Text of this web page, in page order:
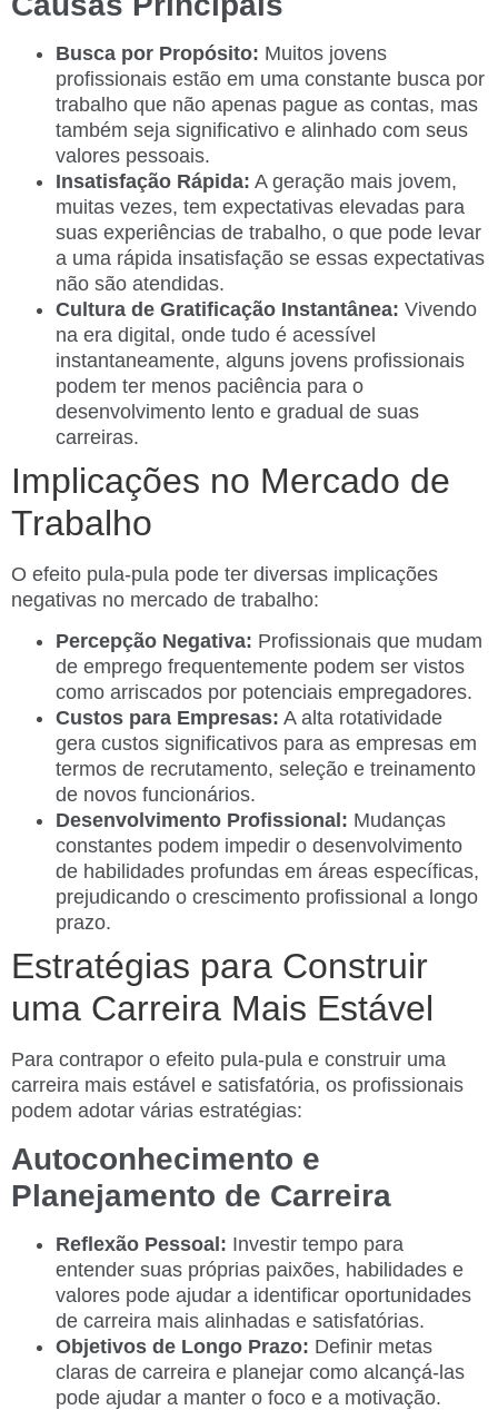
Busca por Propósito: Muitos jovens
profissionais estão em uma constante busca por
trabalho que não apenas pague as contas, mas
também seja significativo e alinhado com seus
valores pessoais.
Insatisfação Rápida: A geração mais jovem,
muitas vezes, tem expectativas elevadas para
suas experiências de trabalho, o que pode levar
a uma rápida insatisfação se essas expectativas
não são atendidas.
Cultura de Gratificação Instantânea: Vivendo
na era digital, onde tudo é acessível
instantaneamente, alguns jovens profissionais
podem ter menos paciência para o
desenvolvimento lento e gradual de suas
carreiras.
Implicações no Mercado de
Trabalho
O efeito pula-pula pode ter diversas implicações
negativas no mercado de trabalho:
Percepção Negativa: Profissionais que mudam
de emprego frequentemente podem ser vistos
como arriscados por potenciais empregadores.
Custos para Empresas: A alta rotatividade
gera custos significativos para as empresas em
termos de recrutamento, seleção e treinamento
de novos funcionários.
Desenvolvimento Profissional: Mudanças
constantes podem impedir o desenvolvimento
de habilidades profundas em áreas específicas,
prejudicando o crescimento profissional a longo
prazo.
Estratégias para Construir
uma Carreira Mais Estável
Para contrapor o efeito pula-pula e construir uma
carreira mais estável e satisfatória, os profissionais
podem adotar várias estratégias:
Autoconhecimento e
Planejamento de Carreira
Reflexão Pessoal: Investir tempo para
entender suas próprias paixões, habilidades e
valores pode ajudar a identificar oportunidades
de carreira mais alinhadas e satisfatórias.
Objetivos de Longo Prazo: Definir metas
claras de carreira e planejar como alcançá-las
pode ajudar a manter o foco e a motivação.